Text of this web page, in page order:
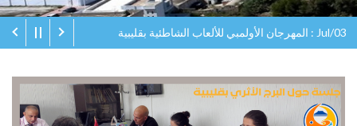
Jul/03 : المهرجان الأولمبي للألعاب الشاطئية بقليبية